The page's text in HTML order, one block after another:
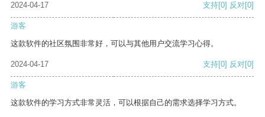
2024-04-17
支持[0] 反对[0]
游客
这款软件的社区氛围非常好，可以与其他用户交流学习心得。
2024-04-17 支持[0] 反对[0]
游客
这款软件的学习方式非常灵活，可以根据自己的需求选择学习方式。